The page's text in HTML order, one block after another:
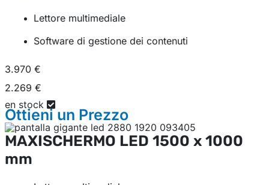
Lettore multimediale
Software di gestione dei contenuti
3.970 €
2.269 €
en stock
Ottieni un Prezzo
MAXISCHERMO LED 1500 x 1000
mm